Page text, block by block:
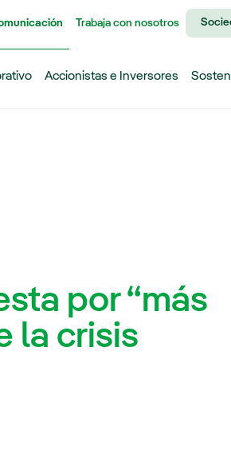
Trabaja con nosotros
Accionistas e Inversores
por “más
la crisis